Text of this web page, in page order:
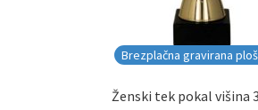
Brezplačna gravirana
Ženski tek pokal višina